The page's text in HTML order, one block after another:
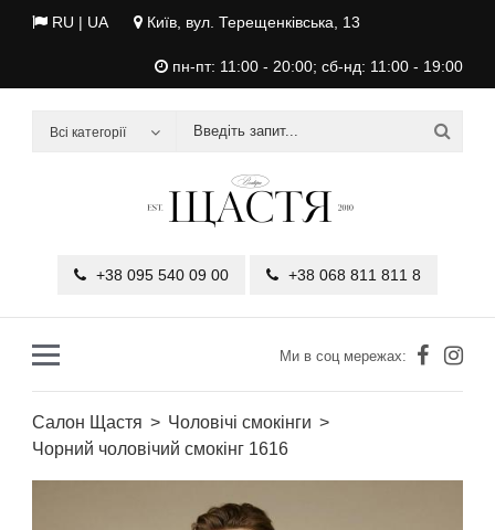
RU | UA Київ, вул. Терещенківська, 13
пн-пт: 11:00 - 20:00; сб-нд: 11:00 - 19:00
Всі категорії
+38 095 540 09 00 +38 068 811 811 8
Ми в соц мережах:
Салон Щастя
Чоловічі смокінги
Чорний чоловічий смокінг 1616